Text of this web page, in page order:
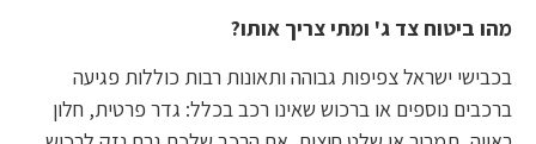
מהו ביטוח צד ג' ומתי צריך אותו?
בכבישי ישראל צפיפות גבוהה ותאונות רבות כוללות פגיעה
ברכבים נוספים או ברכוש שאינו רכב בכלל: גדר פרטית, חלון